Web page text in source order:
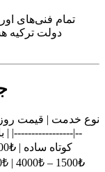
تمام فنی‌های
--|-----------------| |